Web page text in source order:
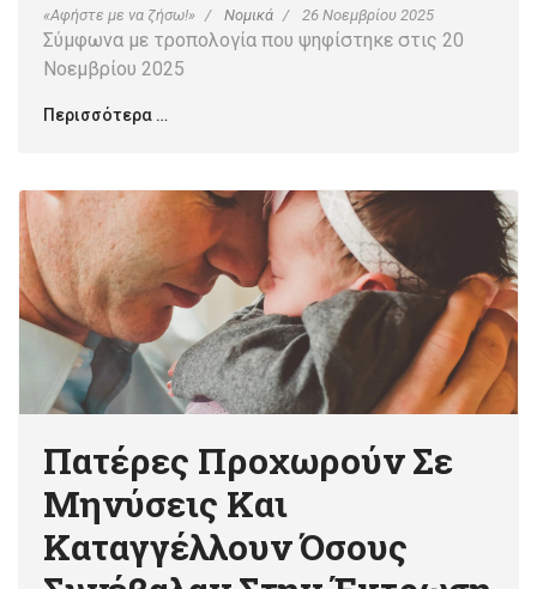
«Αφήστε με να ζήσω!» Νομικά 26 Νοεμβρίου 2025
Σύμφωνα με τροπολογία που ψηφίστηκε στις 20
Νοεμβρίου 2025
Περισσότερα …
Πατέρες Προχωρούν Σε
Μηνύσεις Και
Καταγγέλλουν Όσους